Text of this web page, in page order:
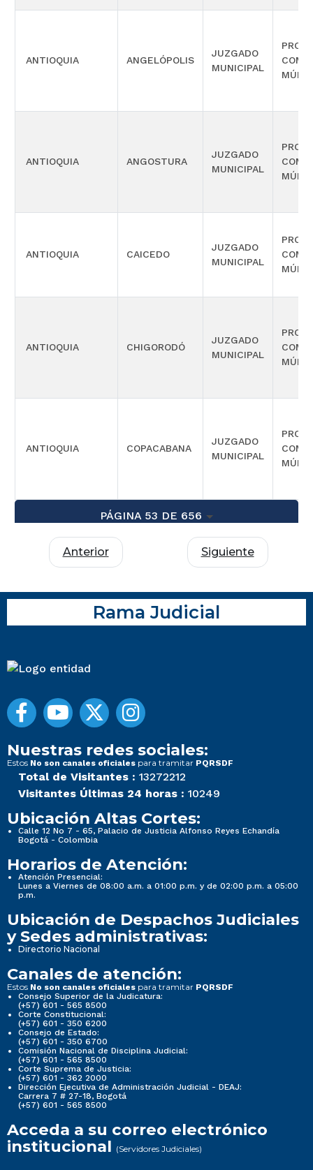
ANTIOQUIA ANGELÓPOLIS
JUZGADO
MUNICIPAL
ANTIOQUIA ANGOSTURA
JUZGADO
MUNICIPAL
ANTIOQUIA CAICEDO
JUZGADO
MUNICIPAL
ANTIOQUIA CHIGORODÓ
JUZGADO
MUNICIPAL
ANTIOQUIA COPACABANA
JUZGADO
MUNICIPAL
PÁGINA 53 DE 656
Anterior Siguiente
Rama Judicial
Nuestras redes sociales:
Estos No son canales oficiales para tramitar PQRSDF
Total de Visitantes : 13272212
Visitantes Últimas 24 horas : 10249
Ubicación Altas Cortes:
Calle 12 No 7 - 65, Palacio de Justicia Alfonso Reyes Echandía
Bogotá - Colombia
Horarios de Atención:
Atención Presencial:
Lunes a Viernes de 08:00 a.m. a 01:00 p.m. y de 02:00 p.m. a 05:00
p.m.
Ubicación de Despachos Judiciales
y Sedes administrativas:
Directorio Nacional
Canales de atención:
Estos No son canales oficiales para tramitar PQRSDF
Consejo Superior de la Judicatura:
(+57) 601 - 565 8500
Corte Constitucional:
(+57) 601 - 350 6200
Consejo de Estado:
(+57) 601 - 350 6700
Comisión Nacional de Disciplina Judicial:
(+57) 601 - 565 8500
Corte Suprema de Justicia:
(+57) 601 - 362 2000
Dirección Ejecutiva de Administración Judicial - DEAJ:
Carrera 7 # 27-18, Bogotá
(+57) 601 - 565 8500
Acceda a su correo electrónico
institucional (Servidores Judiciales)